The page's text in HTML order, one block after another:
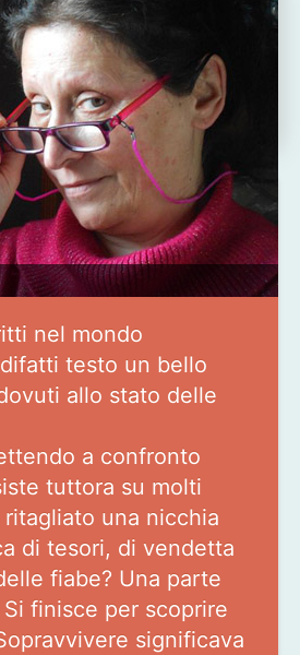
nel mondo
testo un bello
allo stato delle
a confronto
tuttora su molti
una nicchia
di tesori, di vendetta
fiabe? Una parte
finisce per scoprire
significava